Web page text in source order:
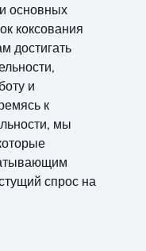
основных
коксования
достигать
и
к
мы
спрос на